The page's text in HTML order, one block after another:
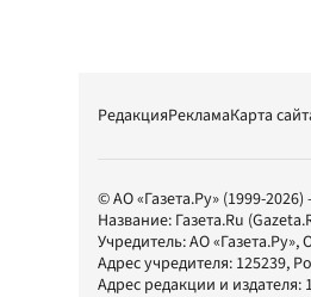
РедакцияРекламаКарта
© АО «Газета.Ру» (1999-
Название: Газета.Ru
Учредитель:АО «Газета.Ру»,
Адрес учредителя: 125239,
Адрес редакции и издателя: